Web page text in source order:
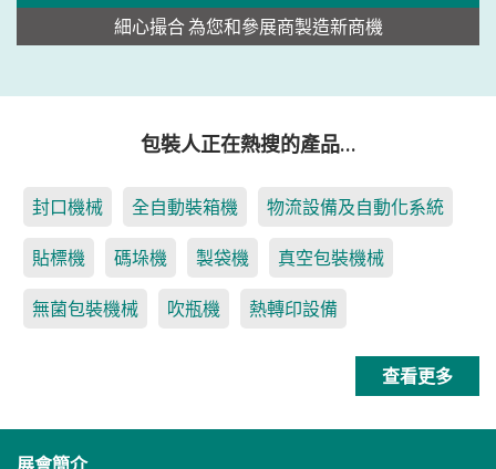
細心撮合 為您和參展商製造新商機
包裝人正在熱搜的產品…
封口機械 全自動裝箱機 物流設備及自動化系統
貼標機 碼垛機 製袋機 真空包裝機械
無菌包裝機械 吹瓶機 熱轉印設備
查看更多
展會簡介